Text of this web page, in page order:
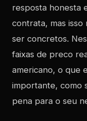
resposta honesta
contrata, mas isso
ser concretos.
faixas de preco
americano, o que
importante, como
pena para o seu